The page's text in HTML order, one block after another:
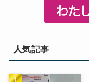
人気記事